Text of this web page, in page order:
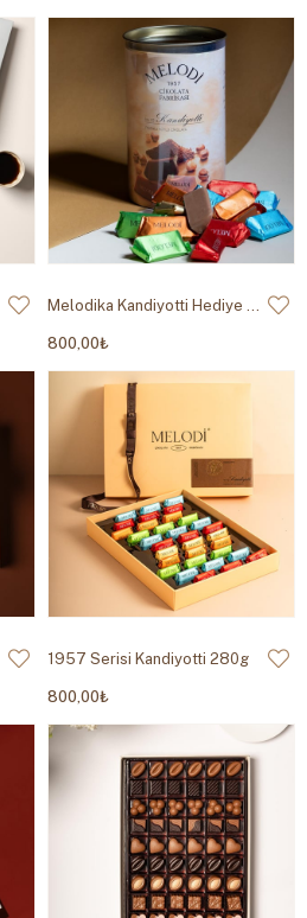
Melodika Kandiyotti Hediye Çikolata 450 gr
800,00₺
1957 Serisi Kandiyotti 280g
800,00₺